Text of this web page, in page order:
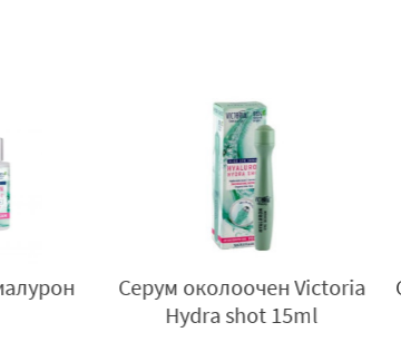
Серум за лице SKC
хидратация 3*15мл
Серум